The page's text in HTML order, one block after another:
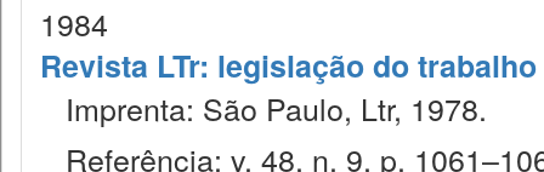
1984
Revista LTr: legislação do trabalho
Imprenta: São Paulo, Ltr, 1978.
Referência: v. 48, n. 9, p.